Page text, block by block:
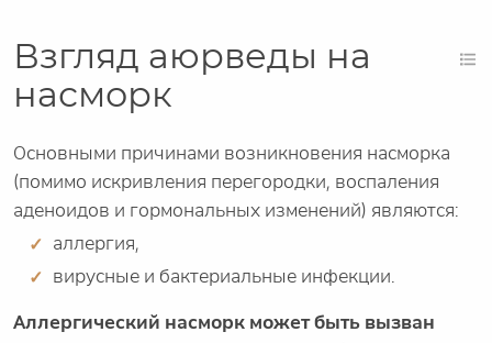
Взгляд аюрведы на
насморк
Основными причинами возникновения насморка
(помимо искривления перегородки, воспаления
аденоидов и гормональных изменений) являются:
аллергия,
вирусные и бактериальные инфекции.
Аллергический насморк может быть вызван